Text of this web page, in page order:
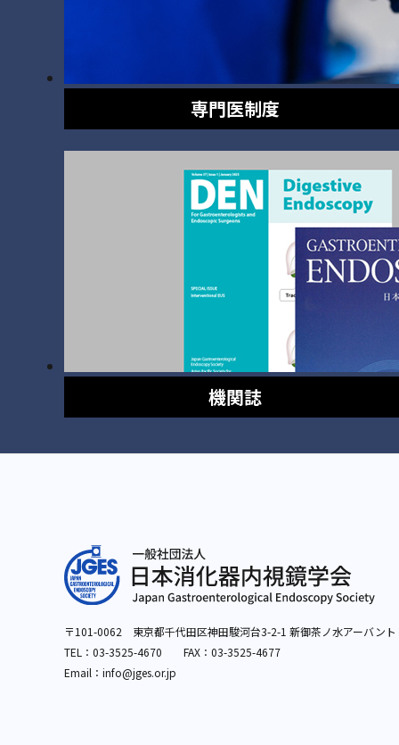
専門医制度
機関誌
〒101-0062 東京都千代田区神田駿河台3-2-1 新御茶ノ水アーバン
TEL： 03-3525-4670 FAX：03-3525-4677
Email：info@jges.or.jp